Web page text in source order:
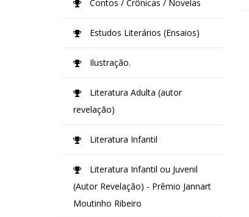
Contos / Crônicas / Novelas
Estudos Literários (Ensaios)
Ilustração.
Literatura Adulta (autor
revelação)
Literatura Infantil
Literatura Infantil ou Juvenil
(Autor Revelação) - Prêmio Jannart
Moutinho Ribeiro